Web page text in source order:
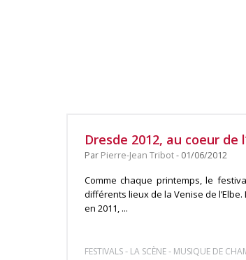
Dresde 2012, au coeur de
Par Pierre-Jean Tribot- 01/06/2012
Comme chaque printemps, le
différents lieux de la Venise de l’Elbe.
en 2011, ...
FESTIVALS- LA SCÈNE- MUSIQUE DE